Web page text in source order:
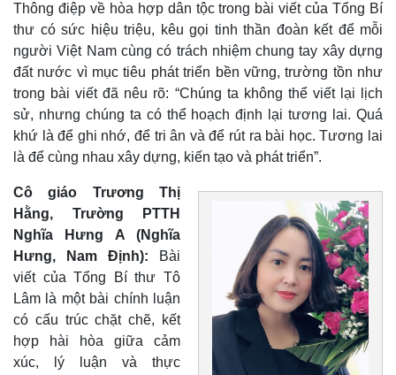
Pháp luật
Vụ án
Tư vấn luật
Quân sự - Quốc phòng
Vũ khí
Phân tích
Thông điệp về hòa hợp dân tộc trong bài viết của Tổng Bí
thư có sức hiệu triệu, kêu gọi tinh thần đoàn kết để mỗi
người Việt Nam cùng có trách nhiệm chung tay xây dựng
đất nước vì mục tiêu phát triển bền vững, trường tồn như
trong bài viết đã nêu rõ: “Chúng ta không thể viết lại lịch
sử, nhưng chúng ta có thể hoạch định lại tương lai. Quá
khứ là để ghi nhớ, để tri ân và để rút ra bài học. Tương lai
là để cùng nhau xây dựng, kiến tạo và phát triển”.
Cô giáo Trương Thị
Hằng, Trường PTTH
Nghĩa Hưng A (Nghĩa
Hưng, Nam Định):
Bài
viết của Tổng Bí thư Tô
Lâm là một bài chính luận
có cấu trúc chặt chẽ, kết
hợp hài hòa giữa cảm
xúc, lý luận và thực